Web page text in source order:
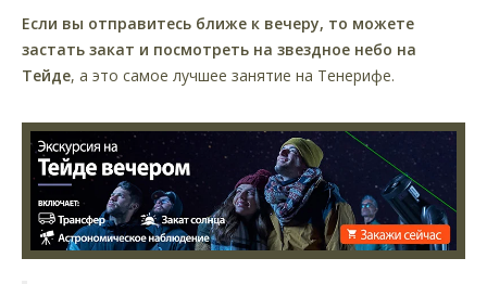
Если вы отправитесь ближе к вечеру, то можете
застать закат и посмотреть на звездное небо на
Тейде, а это самое лучшее занятие на Тенерифе.